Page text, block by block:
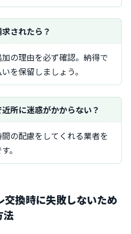
求されたら？
を保留しましょう。
近所に迷惑がかからない？
。
交換時に失敗しないため
法